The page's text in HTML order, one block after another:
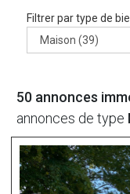
Filtrer par type de
50 annonces
annonces de type